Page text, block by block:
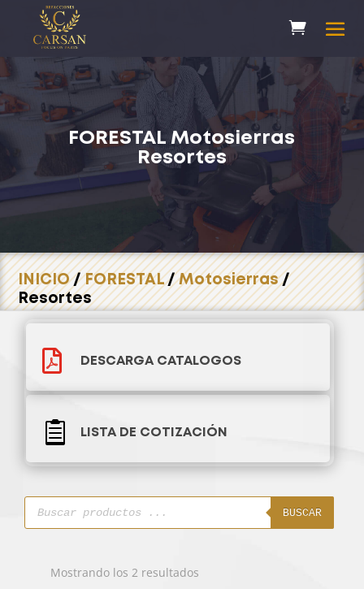
FORESTAL Motosierras
Resortes
INICIO/FORESTAL/Motosierras/
Resortes
 DESCARGA CATALOGOS
 LISTA DE COTIZACIÓN
Búsqueda
productos
BUSCAR
Mostrando los 2 resultadosOrdenado